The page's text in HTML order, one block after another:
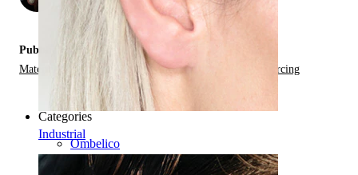
Industrial
Pubblicato in:
Materiali Dei Gioielli Da Piercing, Tipi di Gioielli da Piercing
Categories
Ombelico
Labbro